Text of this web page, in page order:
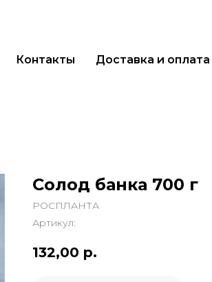
Контакты Доставка и оплата
Солод банка 700 г
РОСПЛАНТА
Артикул:
132,00 р.